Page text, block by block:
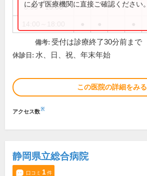
8:30～13:00
に必ず医療機関に直接ご確認ください。
備考: 受付は診療終了30分前まで
休診日: 水、日、祝、年末年始
この医院の詳細をみる
アクセス数※
静岡県立総合病院
口コミ 1件